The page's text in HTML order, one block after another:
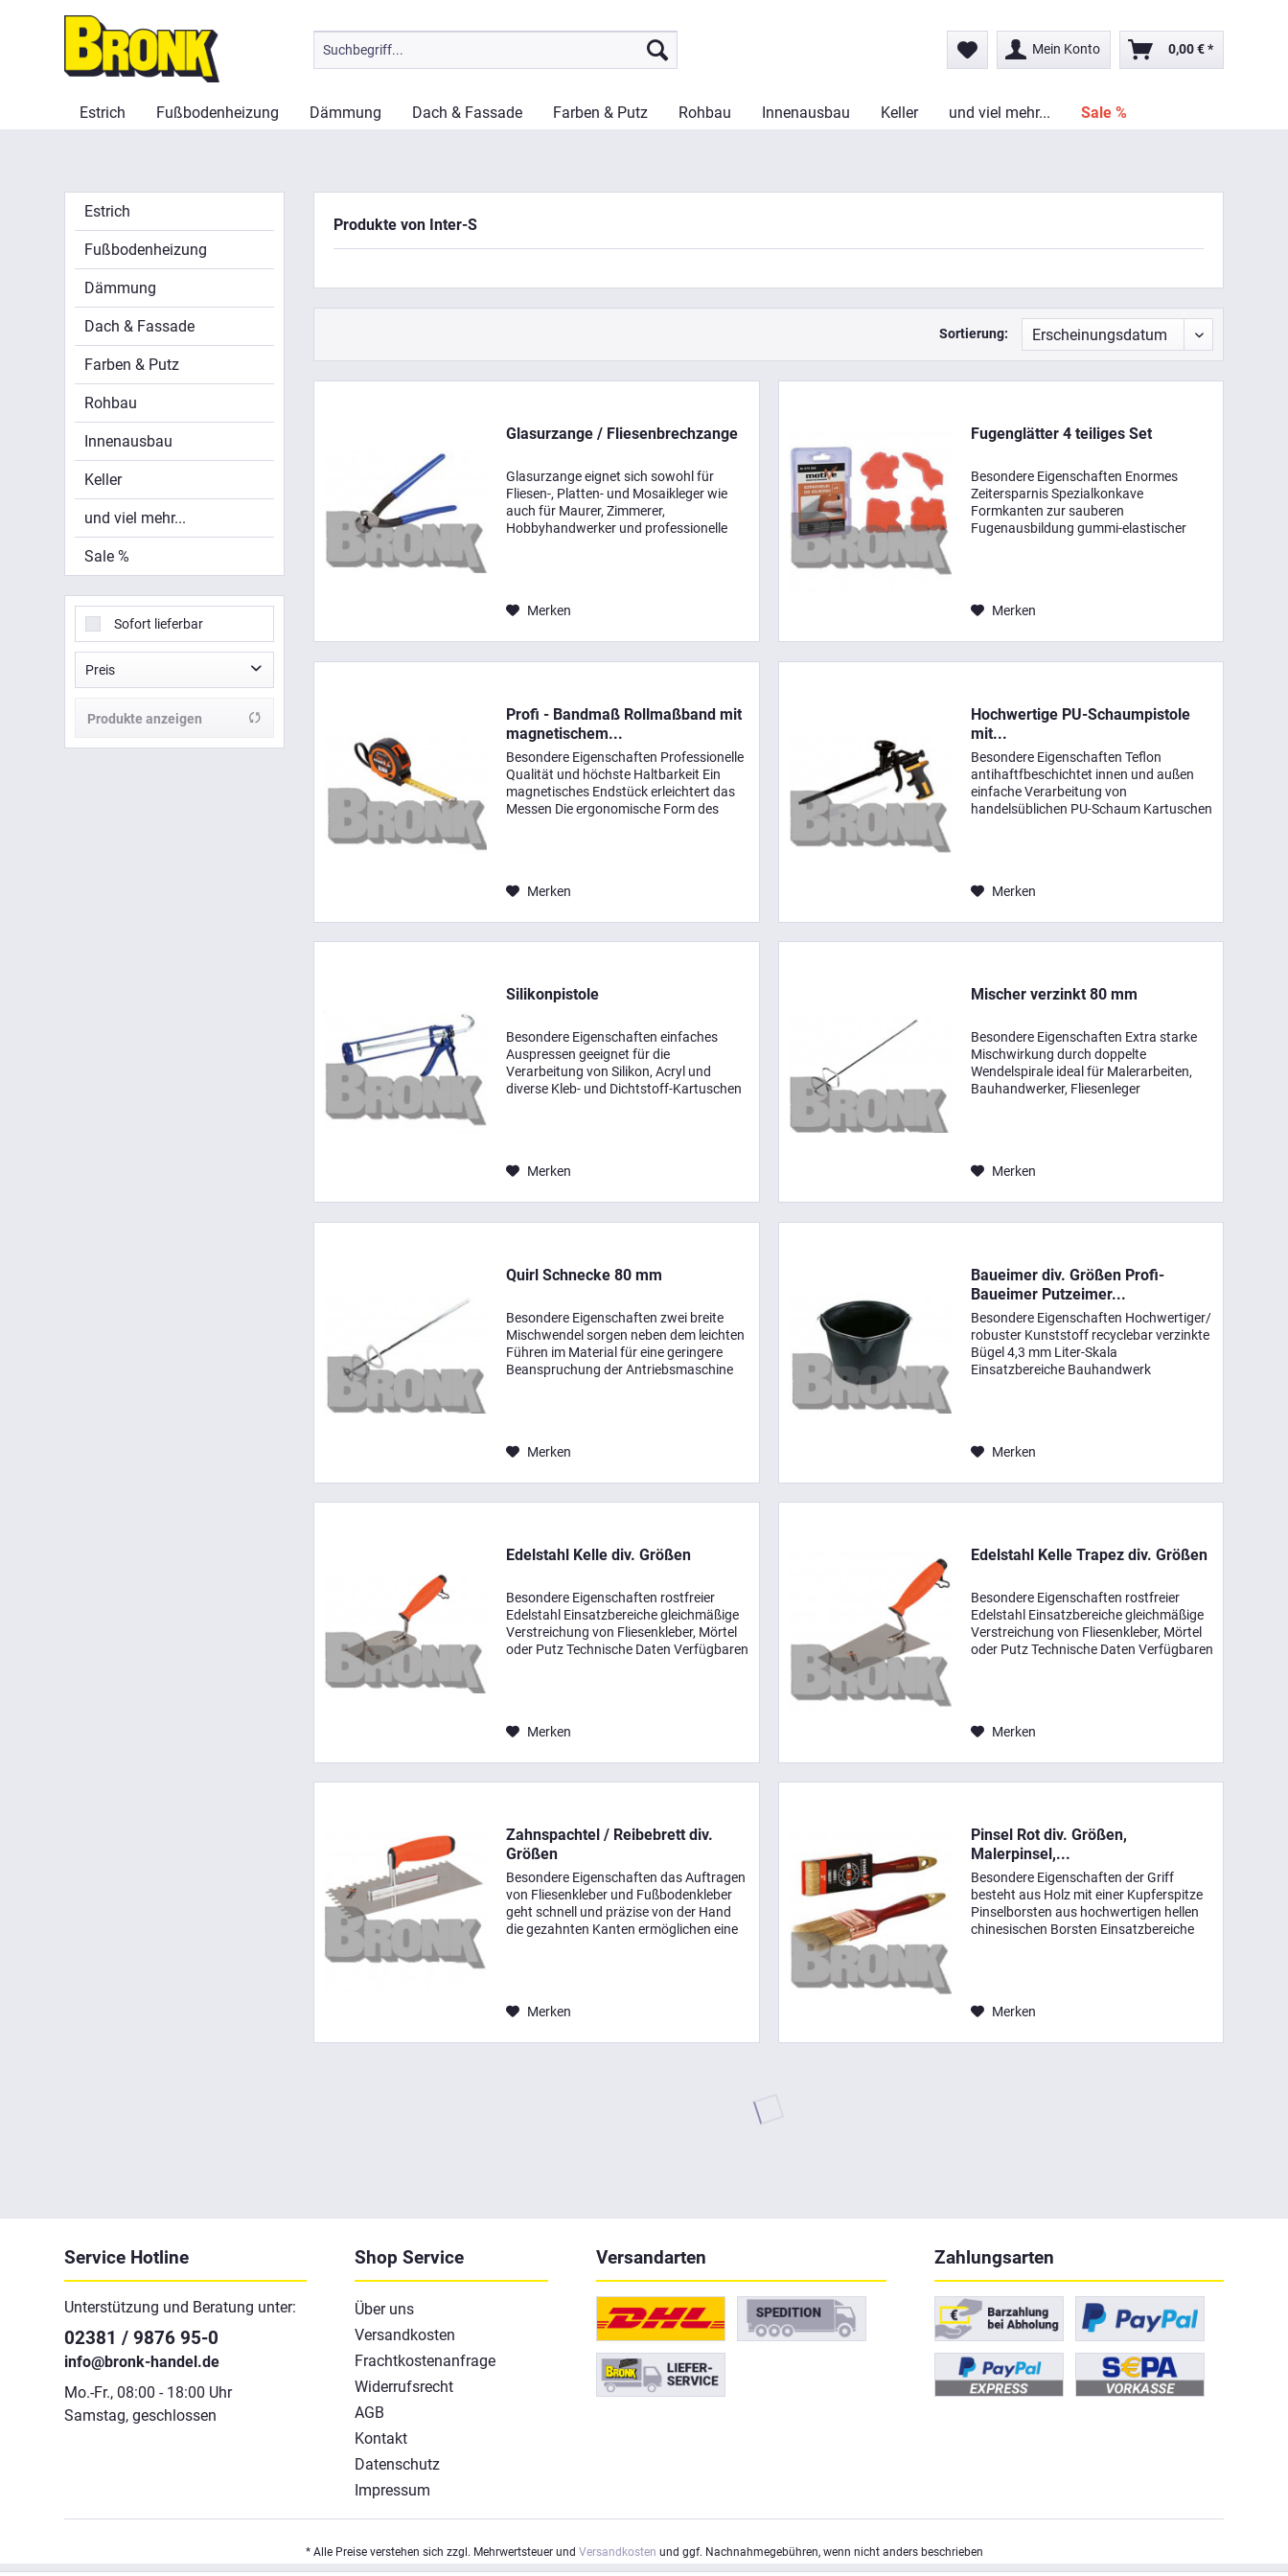
Mein Konto 0,00 € *
Estrich Fußbodenheizung Dämmung Dach & Fassade Farben & Putz Rohbau Innenausbau Keller und viel mehr... Sale %
Estrich
Fußbodenheizung
Dämmung
Dach & Fassade
Farben & Putz
Rohbau
Innenausbau
Keller
und viel mehr...
Sale %
Sofort lieferbar
Preis
bis
Produkte anzeigen
Produkte von Inter-S
Sortierung:
Glasurzange / Fliesenbrechzange
Glasurzange eignet sich sowohl für
Fliesen-, Platten- und Mosaikleger wie
auch für Maurer, Zimmerer,
Hobbyhandwerker und professionelle
Merken
Fugenglätter 4 teiliges Set
Besondere Eigenschaften Enormes
Zeitersparnis Spezialkonkave
Formkanten zur sauberen
Fugenausbildung gummi-elastischer
Merken
Profi - Bandmaß Rollmaßband mit
magnetischem...
Besondere Eigenschaften Professionelle
Qualität und höchste Haltbarkeit Ein
magnetisches Endstück erleichtert das
Messen Die ergonomische Form des
Merken
Hochwertige PU-Schaumpistole
mit...
Besondere Eigenschaften Teflon
antihaftfbeschichtet innen und außen
einfache Verarbeitung von
handelsüblichen PU-Schaum Kartuschen
Merken
Silikonpistole
Besondere Eigenschaften einfaches
Auspressen geeignet für die
Verarbeitung von Silikon, Acryl und
diverse Kleb- und Dichtstoff-Kartuschen
Merken
Mischer verzinkt 80 mm
Besondere Eigenschaften Extra starke
Mischwirkung durch doppelte
Wendelspirale ideal für Malerarbeiten,
Bauhandwerker, Fliesenleger
Merken
Quirl Schnecke 80 mm
Besondere Eigenschaften zwei breite
Mischwendel sorgen neben dem leichten
Führen im Material für eine geringere
Beanspruchung der Antriebsmaschine
Merken
Baueimer div. Größen Profi-
Baueimer Putzeimer...
Besondere Eigenschaften Hochwertiger/
robuster Kunststoff recyclebar verzinkte
Bügel 4,3 mm Liter-Skala
Einsatzbereiche Bauhandwerk
Merken
Edelstahl Kelle div. Größen
Besondere Eigenschaften rostfreier
Edelstahl Einsatzbereiche gleichmäßige
Verstreichung von Fliesenkleber, Mörtel
oder Putz Technische Daten Verfügbaren
Merken
Edelstahl Kelle Trapez div. Größen
Besondere Eigenschaften rostfreier
Edelstahl Einsatzbereiche gleichmäßige
Verstreichung von Fliesenkleber, Mörtel
oder Putz Technische Daten Verfügbaren
Merken
Zahnspachtel / Reibebrett div.
Größen
Besondere Eigenschaften das Auftragen
von Fliesenkleber und Fußbodenkleber
geht schnell und präzise von der Hand
die gezahnten Kanten ermöglichen eine
Merken
Pinsel Rot div. Größen,
Malerpinsel,...
Besondere Eigenschaften der Griff
besteht aus Holz mit einer Kupferspitze
Pinselborsten aus hochwertigen hellen
chinesischen Borsten Einsatzbereiche
Merken
Service Hotline
Unterstützung und Beratung unter:
02381 / 9876 95-0
info@bronk-handel.de
Mo.-Fr., 08:00 - 18:00 Uhr
Samstag, geschlossen
Shop Service
Über uns
Versandkosten
Frachtkostenanfrage
Widerrufsrecht
AGB
Kontakt
Datenschutz
Impressum
Versandarten Zahlungsarten
* Alle Preise verstehen sich zzgl. Mehrwertsteuer und Versandkosten und ggf. Nachnahmegebühren, wenn nicht anders beschrieben